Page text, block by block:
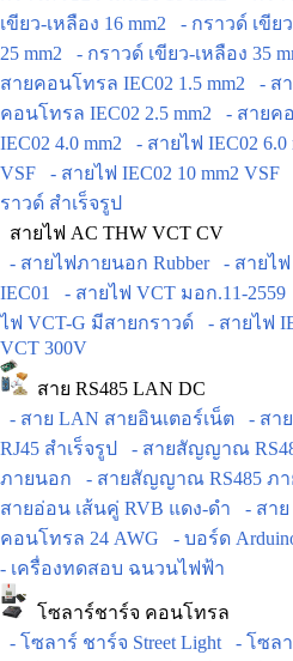
เขียว-เหลือง 16 mm2
- กราวด์ เขีย
25 mm2
- กราวด์ เขียว-เหลือง 35
สายคอนโทรล IEC02 1.5 mm2
- ส
คอนโทรล IEC02 2.5 mm2
- สายค
IEC02 4.0 mm2
- สายไฟ IEC02 6.0
VSF
- สายไฟ IEC02 10 mm2 VSF
ราวด์ สำเร็จรูป
สายไฟ AC THW VCT CV
- สายไฟภายนอก Rubber
- สายไ
IEC01
- สายไฟ VCT มอก.11-2559
ไฟ VCT-G มีสายกราวด์
- สายไฟ
VCT 300V
สาย RS485 LAN DC
- สาย LAN สายอินเตอร์เน็ต
- สา
RJ45 สำเร็จรูป
- สายสัญญาณ
ภายนอก
- สายสัญญาณ RS485 ภ
สายอ่อน เส้นคู่ RVB แดง-ดำ
- สาย
คอนโทรล 24 AWG
- บอร์ด
- เครื่องทดสอบ ฉนวนไฟฟ้า
โซลาร์ชาร์จ คอนโทรล
- โซลาร์ ชาร์จ Street Light
- โซล